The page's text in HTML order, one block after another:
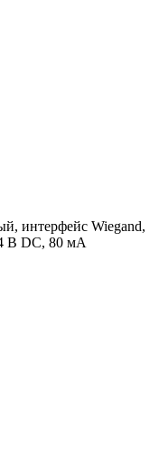
интерфейс Wiegand,
В DC, 80 мA